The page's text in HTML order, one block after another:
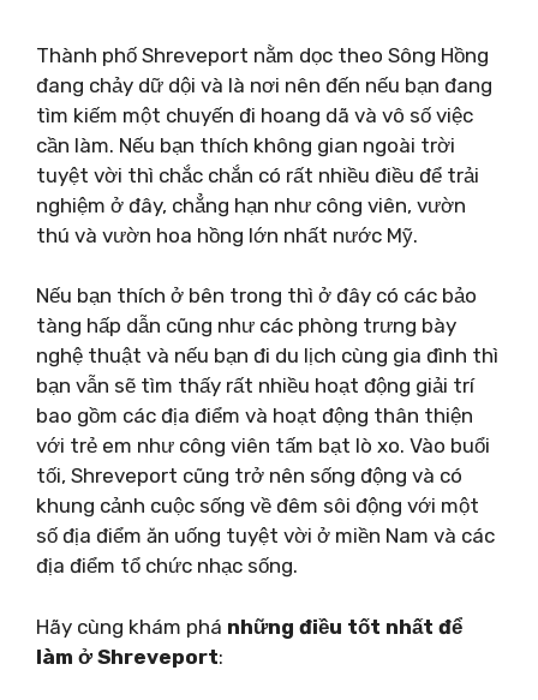
Thành phố Shreveport nằm dọc theo Sông Hồng
đang chảy dữ dội và là nơi nên đến nếu bạn đang
tìm kiếm một chuyến đi hoang dã và vô số việc
cần làm. Nếu bạn thích không gian ngoài trời
tuyệt vời thì chắc chắn có rất nhiều điều để trải
nghiệm ở đây, chẳng hạn như công viên, vườn
thú và vườn hoa hồng lớn nhất nước Mỹ.
Nếu bạn thích ở bên trong thì ở đây có các bảo
tàng hấp dẫn cũng như các phòng trưng bày
nghệ thuật và nếu bạn đi du lịch cùng gia đình thì
bạn vẫn sẽ tìm thấy rất nhiều hoạt động giải trí
bao gồm các địa điểm và hoạt động thân thiện
với trẻ em như công viên tấm bạt lò xo. Vào buổi
tối, Shreveport cũng trở nên sống động và có
khung cảnh cuộc sống về đêm sôi động với một
số địa điểm ăn uống tuyệt vời ở miền Nam và các
địa điểm tổ chức nhạc sống.
Hãy cùng khám phá những điều tốt nhất để
làm ở Shreveport: